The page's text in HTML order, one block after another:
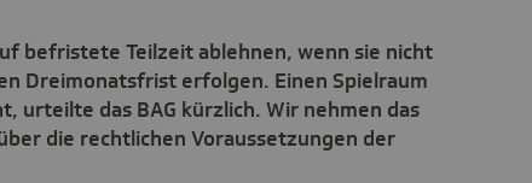
befristete Teilzeit ablehnen, wenn sie nicht
Dreimonatsfrist erfolgen. Einen Spielraum
urteilte das BAG kürzlich. Wir nehmen das
die rechtlichen Voraussetzungen der